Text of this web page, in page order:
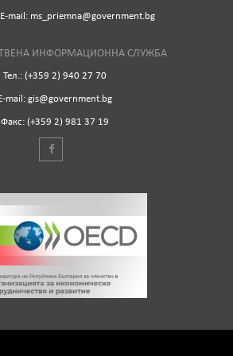
mail: ms_priemna@government.bg
ИНФОРМАЦИОННА СЛУЖБА
Тел.: (+359 2) 940 27 70
Е-mail: gis@government.bg
Факс: (+359 2) 981 37 19